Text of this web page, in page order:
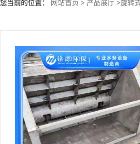
您当前的位置： 网站首页 > 产品展厅 >旋转